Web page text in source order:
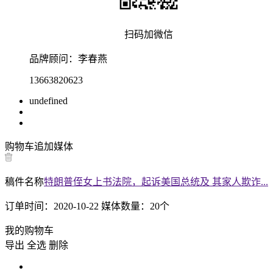
扫码加微信
品牌顾问： 李春燕
13663820623
undefined
购物车追加媒体
稿件名称特朗普侄女上书法院，起诉美国总统及 其家人欺诈...
订单时间： 2020-10-22 媒体数量： 20个
我的购物车
导出 全选 删除